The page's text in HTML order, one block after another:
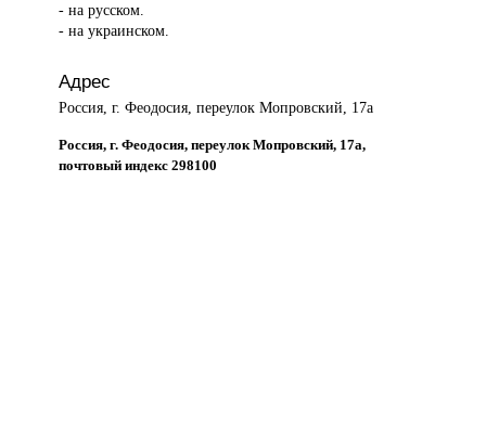
- на русском.
- на украинском.
Адрес
Россия, г. Феодосия, переулок Мопровский, 17а
Россия, г. Феодосия, переулок Мопровский, 17а,
почтовый индекс 298100